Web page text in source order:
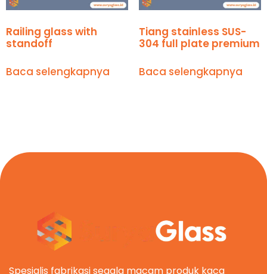
Railing glass with
standoff
Baca selengkapnya
Tiang stainless SUS-
304 full plate premium
Baca selengkapnya
Spesialis fabrikasi segala macam produk kaca